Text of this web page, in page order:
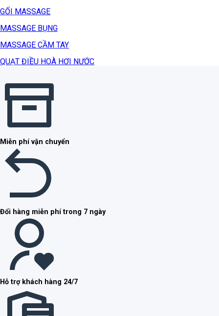
GỐI MASSAGE
MASSAGE BỤNG
MASSAGE CẦM TAY
QUẠT ĐIỀU HOÀ HƠI NƯỚC
Miễn phí vận chuyển
Đổi hàng miễn phí trong 7 ngày
Hỗ trợ khách hàng 24/7